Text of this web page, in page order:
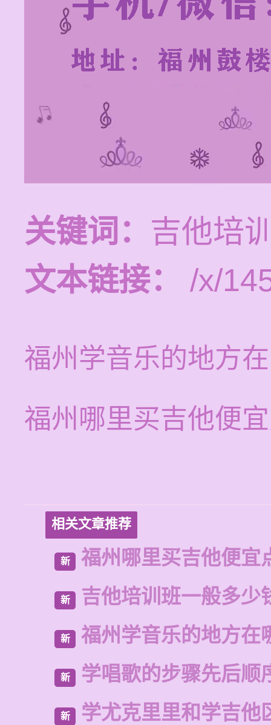
关键词： 吉他培
文本链接：
/x/
福州学音乐的地方
福州哪里买吉他便
相关文章推荐
新 福州哪里买吉他便宜
新 吉他培训班一般多少
新 福州学音乐的地方在
新 学唱歌的步骤先后顺
新 学尤克里里和学吉他